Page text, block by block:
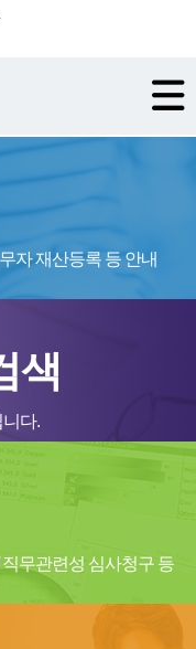
자 재산등록 등 안내
색
니다.
무관련성 심사청구 등